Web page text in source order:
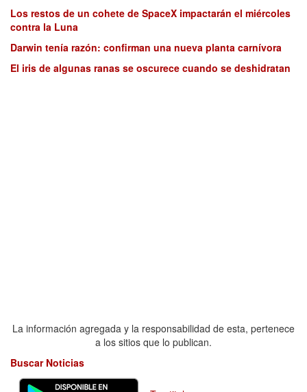
Los restos de un cohete de SpaceX impactarán el miércoles
contra la Luna
Darwin tenía razón: confirman una nueva planta carnívora
El iris de algunas ranas se oscurece cuando se deshidratan
La información agregada y la responsabilidad de esta, pertenece
a los sitios que lo publican.
Buscar Noticias